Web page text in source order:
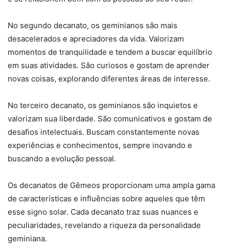
No segundo decanato, os geminianos são mais
desacelerados e apreciadores da vida. Valorizam
momentos de tranquilidade e tendem a buscar equilíbrio
em suas atividades. São curiosos e gostam de aprender
novas coisas, explorando diferentes áreas de interesse.
No terceiro decanato, os geminianos são inquietos e
valorizam sua liberdade. São comunicativos e gostam de
desafios intelectuais. Buscam constantemente novas
experiências e conhecimentos, sempre inovando e
buscando a evolução pessoal.
Os decanatos de Gêmeos proporcionam uma ampla gama
de características e influências sobre aqueles que têm
esse signo solar. Cada decanato traz suas nuances e
peculiaridades, revelando a riqueza da personalidade
geminiana.